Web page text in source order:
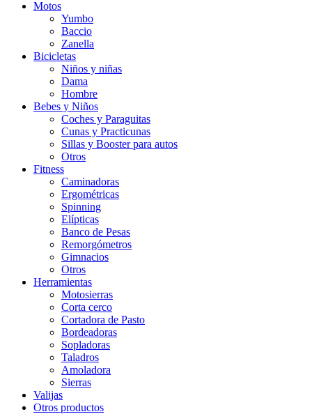
Motos
Yumbo
Baccio
Zanella
Bicicletas
Niños y niñas
Dama
Hombre
Bebes y Niños
Coches y Paraguitas
Cunas y Practicunas
Sillas y Booster para autos
Otros
Fitness
Caminadoras
Ergométricas
Spinning
Elípticas
Banco de Pesas
Remorgómetros
Gimnacios
Otros
Herramientas
Motosierras
Corta cerco
Cortadora de Pasto
Bordeadoras
Sopladoras
Taladros
Amoladora
Sierras
Valijas
Otros productos